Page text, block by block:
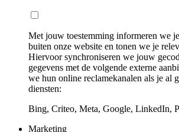
Met jouw toestemming informeren we
buiten onze website en tonen we je
Hiervoor synchroniseren we jouw
gegevens met de volgende externe
we hun online reclamekanalen als je al
diensten:
Bing, Criteo, Meta, Google, LinkedIn,
Marketing